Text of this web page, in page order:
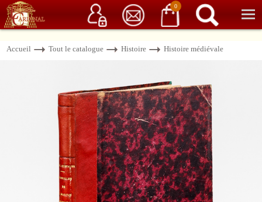
0
Service client 06 15 37 15 37 Librairie de livres anciens & rares
Accueil Tout le catalogue Histoire Histoire médiévale